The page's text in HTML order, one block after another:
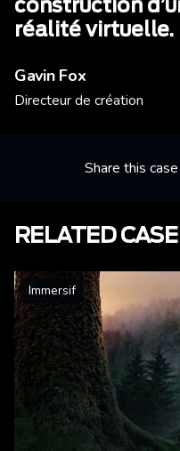
construction
réalité virtuelle.
Gavin Fox
Directeur de création
Share this
RELATED
Immersif